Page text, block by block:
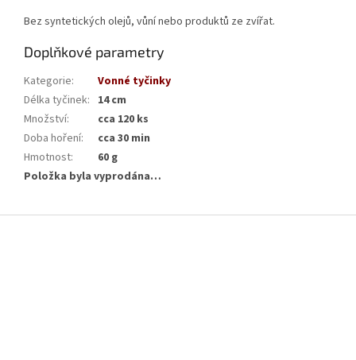
Bez syntetických olejů, vůní nebo produktů ze zvířat.
Doplňkové parametry
Kategorie:
Vonné tyčinky
Délka tyčinek: 14 cm
Množství:
cca 120 ks
Doba hoření:
cca 30 min
Hmotnost:
60 g
Položka byla vyprodána…